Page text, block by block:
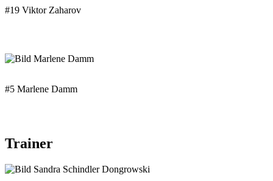
#19 Viktor Zaharov
#5 Marlene Damm
Trainer